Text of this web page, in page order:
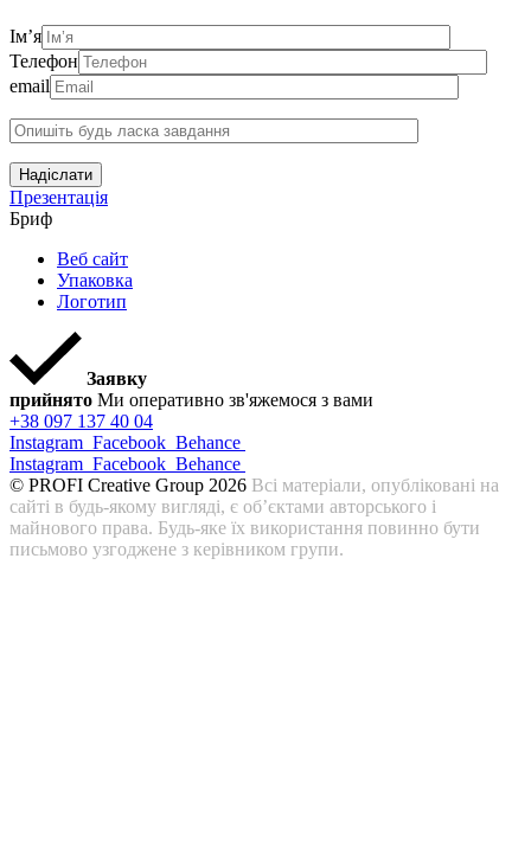
Ім’я
Телефон
email
Надіслати
Презентація
Бриф
Веб сайт
Упаковка
Логотип
Заявку
прийнято Ми оперативно зв'яжемося з вами
+38 097 137 40 04
Instagram Facebook Behance
Instagram Facebook Behance
© PROFI Creative Group 2026 Всі матеріали, опубліковані на
сайті в будь-якому вигляді, є об’єктами авторського і
майнового права. Будь-яке їх використання повинно бути
письмово узгоджене з керівником групи.